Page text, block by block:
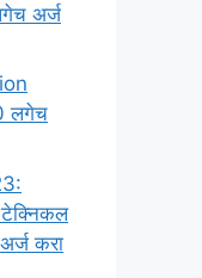
अर्ज
लगेच
करा